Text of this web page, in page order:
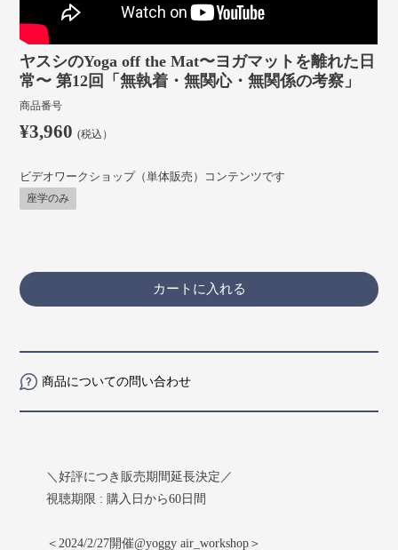
ヤスシのYoga off the Mat〜ヨガマットを離れた日
常〜 第12回「無執着・無関心・無関係の考察」
商品番号
¥3,960 (税込）
ビデオワークショップ（単体販売）コンテンツです
座学のみ
カートに入れる
商品についての問い合わせ
＼好評につき販売期間延長決定／
視聴期限 : 購入日から60日間
＜2024/2/27開催@yoggy air_workshop＞